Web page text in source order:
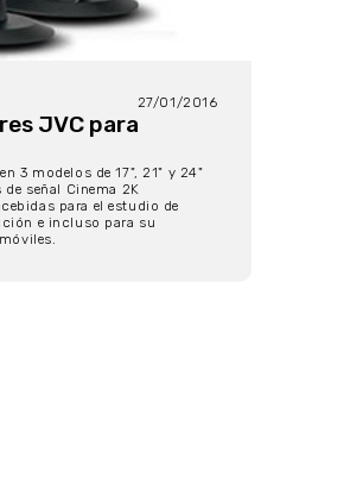
27/01/2016
JVC para
3 modelos de 17", 21" y 24"
señal Cinema 2K
para el estudio de
e incluso para su
móviles.